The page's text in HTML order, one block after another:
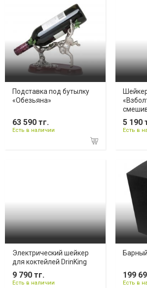
Подставка под бутылку
«Обезьяна»
63 590 тг.
Есть в наличии
5 190
Есть в
Электрический шейкер
для коктейлей DrinKing
9 790 тг.
Есть в наличии
199
Есть в